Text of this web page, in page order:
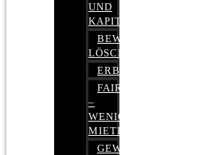
UND
KAPITALMARKTRECHT
BEWERTUNGEN
LÖSCHEN
ERBRECHT
FAIRMIETEN
–
WENIGER
MIETE
GEWERBERECHT